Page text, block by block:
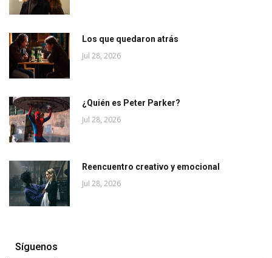
Los que quedaron atrás
Jul 28, 2026
¿Quién es Peter Parker?
Jul 28, 2026
Reencuentro creativo y emocional
Jul 28, 2026
Síguenos